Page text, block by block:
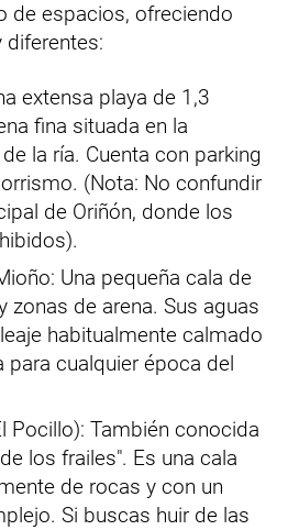
de espacios, ofreciendo
diferentes:
extensa playa de 1,3
fina situada en la
la ría. Cuenta con parking
(Nota: No confundir
de Oriñón, donde los
Una pequeña cala de
zonas de arena. Sus aguas
habitualmente calmado
para cualquier época del
Pocillo): También conocida
los frailes". Es una cala
de rocas y con un
Si buscas huir de las